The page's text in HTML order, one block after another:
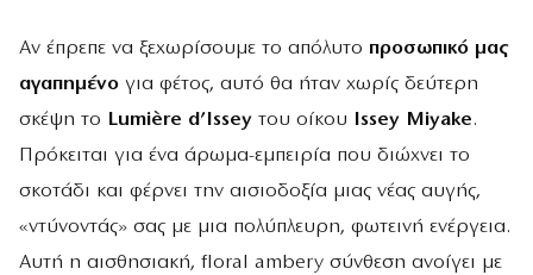
Αν έπρεπε να ξεχωρίσουμε το απόλυτο προσωπικό μας
αγαπημένο για φέτος, αυτό θα ήταν χωρίς δεύτερη
σκέψη το Lumière d’Issey του οίκου Issey Miyake.
Πρόκειται για ένα άρωμα-εμπειρία που διώχνει το
σκοτάδι και φέρνει την αισιοδοξία μιας νέας αυγής,
«ντύνοντάς» σας με μια πολύπλευρη, φωτεινή ενέργεια.
Αυτή η αισθησιακή, floral ambery σύνθεση ανοίγει με